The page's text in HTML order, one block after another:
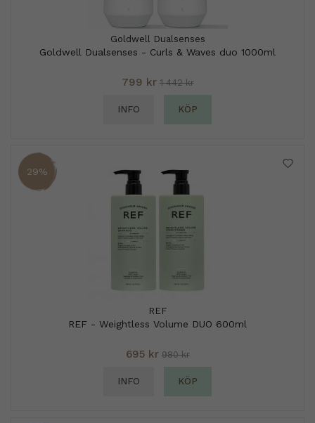
Goldwell Dualsenses
Goldwell Dualsenses - Curls & Waves duo 1000ml
799 kr 1 442 kr
INFO KÖP
29%
REF
REF - Weightless Volume DUO 600ml
695 kr 980 kr
INFO KÖP